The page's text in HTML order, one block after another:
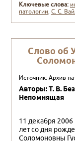
Ключевые слова:
патологии,С. С.
Слово об
Источник: Архив
Авторы: Т. В.
Непомнящая
11 декабря 2006
лет со дня
Соломоновны